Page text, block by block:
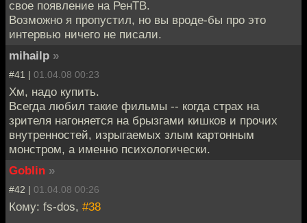
свое появление на РенТВ.
Возможно я пропустил, но вы вроде-бы про это
интервью ничего не писали.
mihailp »
#41 | 01.04.08 00:23
Хм, надо купить.
Всегда любил такие фильмы -- когда страх на
зрителя нагоняется на брызгами кишков и прочих
внутренностей, изрыгаемых злым картонным
монстром, а именно психологически.
Goblin »
#42 | 01.04.08 00:26
Кому: fs-dos, #38